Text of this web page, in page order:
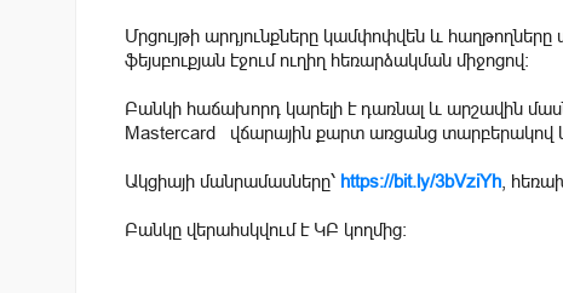
Մրցույթի արդյունքները կամփոփվեն և
ֆեյսբուքյան էջում ուղիղ հեռարձակման միջոցով։
Բանկի հաճախորդ կարելի է դառնալ և արշավին
Mastercard վճարային քարտ առցանց տարբերակով
Ակցիայի մանրամասները՝ https://bit.ly/3bVziYh ,
Բանկը վերահսկվում է ԿԲ կողմից: